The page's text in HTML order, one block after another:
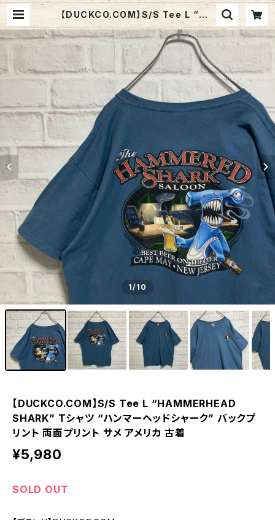
【DUCKCO.COM】S/S Tee L “HA
MMERHEAD SHARK” Tシャツ
“ハンマーヘッドシャーク” バックプリ
ント 両面プリント サメ アメリカ 古着
| Fuzzy Fuzzy
1/10
【DUCKCO.COM】S/S Tee L “HAMMERHEAD
SHARK” Tシャツ “ハンマーヘッドシャーク” バックプ
リント 両面プリント サメ アメリカ 古着
¥5,980
SOLD OUT